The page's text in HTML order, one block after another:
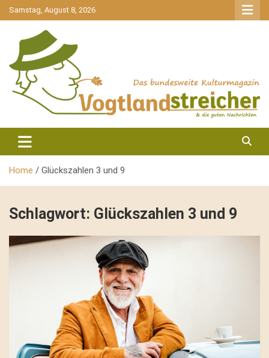
gehe
zum
Samstag, August 8, 2026
Vogtlandstreicher
Home Glückszahlen 3 und 9
Schlagwort: Glückszahlen 3 und 9